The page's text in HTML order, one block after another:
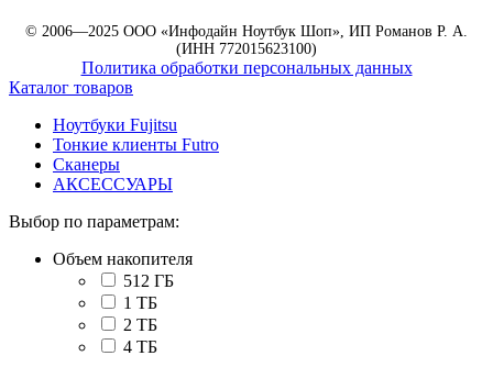
© 2006—2025 ООО «Инфодайн Ноутбук Шоп», ИП Романов Р. А.
(ИНН 772015623100)
Политика обработки персональных данных
Каталог товаров
Ноутбуки Fujitsu
Тонкие клиенты Futro
Сканеры
АКСЕССУАРЫ
Выбор по параметрам:
Объем накопителя
512 ГБ
1 ТБ
2 ТБ
4 ТБ